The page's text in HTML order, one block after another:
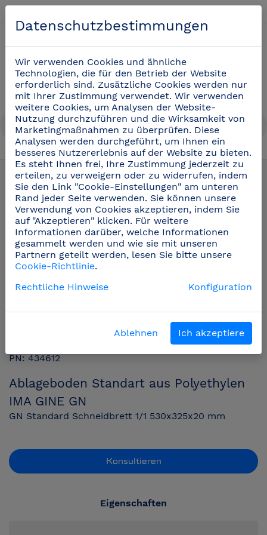
Wandborde aus Edelstahl Imagine© (15)
PN: 434612
Ablageboden Standart aus Polyethylen
IMA GINE GN
GN Standard Schneidbrett 1/1 530x325x20 mm
Konsultieren
Eigenschaften
Datenschutzbestimmungen
Wir verwenden Cookies und ähnliche
Technologien, die für den Betrieb der Website
erforderlich sind. Zusätzliche Cookies werden nur
mit Ihrer Zustimmung verwendet. Wir verwenden
weitere Cookies, um Analysen der Website-
Nutzung durchzuführen und die Wirksamkeit von
Marketingmaßnahmen zu überprüfen. Diese
Analysen werden durchgeführt, um Ihnen ein
besseres Nutzererlebnis auf der Website zu bieten.
Es steht Ihnen frei, Ihre Zustimmung jederzeit zu
erteilen, zu verweigern oder zu widerrufen, indem
Sie den Link "Cookie-Einstellungen" am unteren
Rand jeder Seite verwenden. Sie können unsere
Verwendung von Cookies akzeptieren, indem Sie
auf "Akzeptieren" klicken. Für weitere
Informationen darüber, welche Informationen
gesammelt werden und wie sie mit unseren
Partnern geteilt werden, lesen Sie bitte unsere
Cookie-Richtlinie.
Rechtliche Hinweise
Konfiguration
Ablehnen Ich akzeptiere